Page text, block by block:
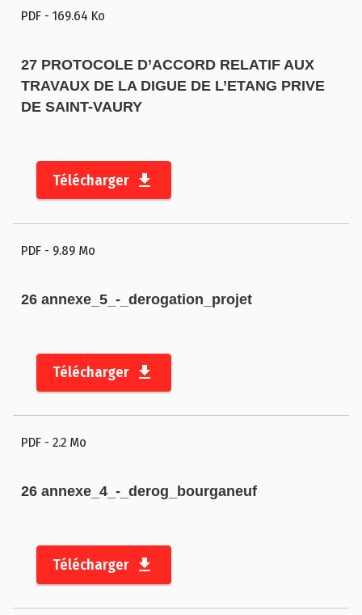
PDF - 169.64 Ko
27 PROTOCOLE D’ACCORD RELATIF AUX
TRAVAUX DE LA DIGUE DE L’ETANG PRIVE
DE SAINT-VAURY
Télécharger
PDF - 9.89 Mo
26 annexe_5_-_derogation_projet
Télécharger
PDF - 2.2 Mo
26 annexe_4_-_derog_bourganeuf
Télécharger